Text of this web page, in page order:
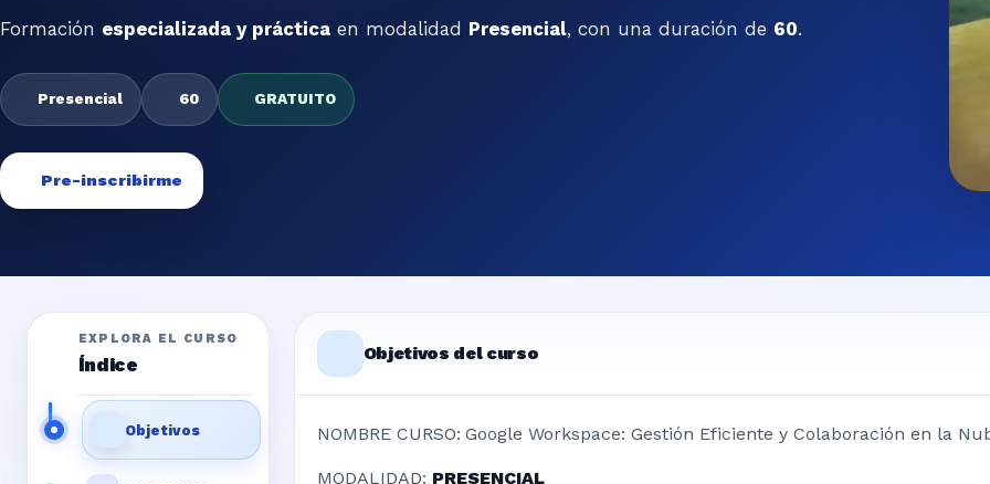
Formación especializada y práctica en modalidad Presencial, con una duración de 60.
Presencial 60 GRATUITO
Pre-inscribirme
EXPLORA EL CURSO
Índice
Objetivos
Objetivos del curso
NOMBRE CURSO: Google Workspace: Gestión Eficiente y Colaboración en la
MODALIDAD: PRESENCIAL